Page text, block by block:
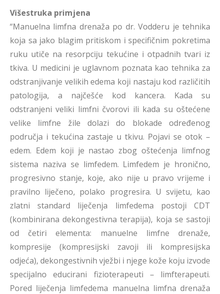
Višestruka primjena
“Manuelna limfna drenaža po dr. Vodderu je tehnika
koja sa jako blagim pritiskom i specifičnim pokretima
ruku utiče na resorpciju tekućine i otpadnih tvari iz
tkiva. U medicini je uglavnom poznata kao tehnika za
odstranjivanje velikih edema koji nastaju kod različitih
patologija, a najčešće kod kancera. Kada su
odstranjeni veliki limfni čvorovi ili kada su oštećene
velike limfne žile dolazi do blokade određenog
područja i tekućina zastaje u tkivu. Pojavi se otok –
edem. Edem koji je nastao zbog oštećenja limfnog
sistema naziva se limfedem. Limfedem je hronično,
progresivno stanje, koje, ako nije u pravo vrijeme i
pravilno liječeno, polako progresira. U svijetu, kao
zlatni standard liječenja limfedema postoji CDT
(kombinirana dekongestivna terapija), koja se sastoji
od četiri elementa: manuelne limfne drenaže,
kompresije (kompresijski zavoji ili kompresijska
odjeća), dekongestivnih vježbi i njege kože koju izvode
specijalno educirani fizioterapeuti – limfterapeuti.
Pored liječenja limfedema manuelna limfna drenaža